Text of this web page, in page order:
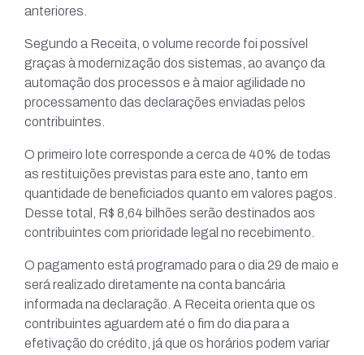
anteriores.
Segundo a Receita, o volume recorde foi possível
graças à modernização dos sistemas, ao avanço da
automação dos processos e à maior agilidade no
processamento das declarações enviadas pelos
contribuintes.
O primeiro lote corresponde a cerca de 40% de todas
as restituições previstas para este ano, tanto em
quantidade de beneficiados quanto em valores pagos.
Desse total, R$ 8,64 bilhões serão destinados aos
contribuintes com prioridade legal no recebimento.
O pagamento está programado para o dia 29 de maio e
será realizado diretamente na conta bancária
informada na declaração. A Receita orienta que os
contribuintes aguardem até o fim do dia para a
efetivação do crédito, já que os horários podem variar